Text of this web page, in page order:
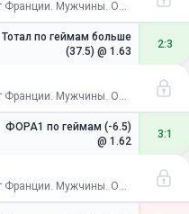
Теннис / Открытый чемпионат Франции. Мужчины. Одиночный разряд. 1/8 финала
Тотал по геймам больше
(37.5) @ 1.63
2:3
Теннис / Открытый чемпионат Франции. Мужчины. Одиночный разряд. 1/8 финала
ФОРА1 по геймам (-6.5)
@ 1.62
3:1
Теннис / Открытый чемпионат Франции. Мужчины. Одиночный разряд. 1/8 финала